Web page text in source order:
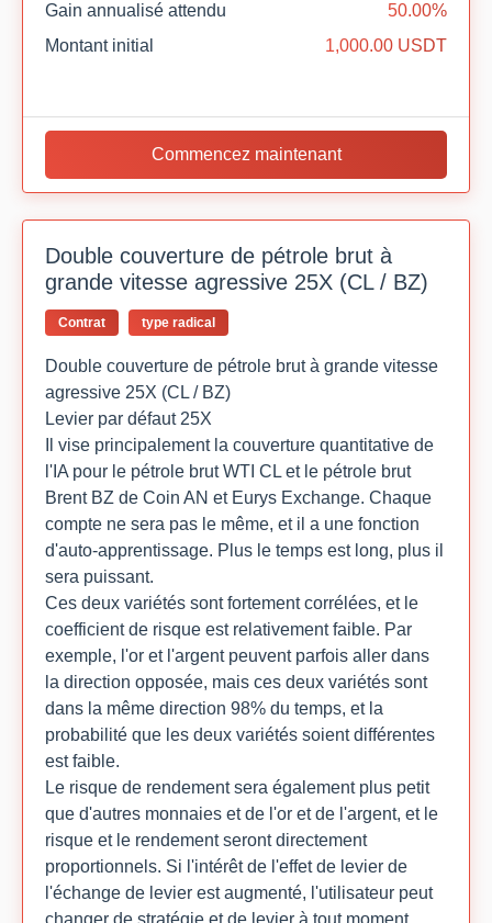
Gain annualisé attendu
50.00%
Montant initial
1,000.00 USDT
Commencez maintenant
Double couverture de pétrole brut à
grande vitesse agressive 25X (CL / BZ)
Contrat type radical
Double couverture de pétrole brut à grande vitesse
agressive 25X (CL / BZ)
Levier par défaut 25X
Il vise principalement la couverture quantitative de
l'IA pour le pétrole brut WTI CL et le pétrole brut
Brent BZ de Coin AN et Eurys Exchange. Chaque
compte ne sera pas le même, et il a une fonction
d'auto-apprentissage. Plus le temps est long, plus il
sera puissant.
Ces deux variétés sont fortement corrélées, et le
coefficient de risque est relativement faible. Par
exemple, l'or et l'argent peuvent parfois aller dans
la direction opposée, mais ces deux variétés sont
dans la même direction 98% du temps, et la
probabilité que les deux variétés soient différentes
est faible.
Le risque de rendement sera également plus petit
que d'autres monnaies et de l'or et de l'argent, et le
risque et le rendement seront directement
proportionnels. Si l'intérêt de l'effet de levier de
l'échange de levier est augmenté, l'utilisateur peut